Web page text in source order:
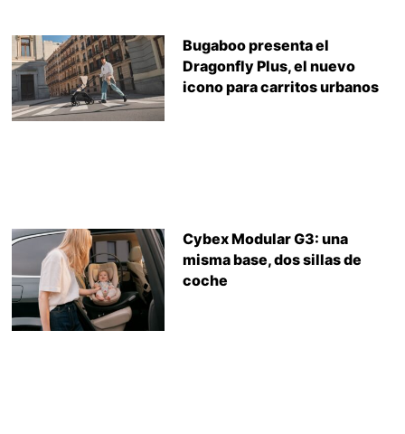
Bugaboo presenta el
Dragonfly Plus, el nuevo
icono para carritos urbanos
Cybex Modular G3: una
misma base, dos sillas de
coche